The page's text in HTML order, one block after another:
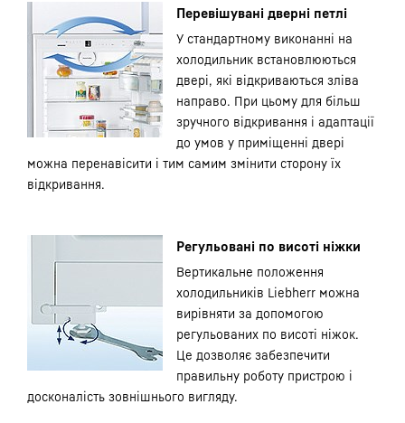
Перевішувані дверні петлі
У стандартному виконанні на
холодильник встановлюються
двері, які відкриваються зліва
направо. При цьому для більш
зручного відкривання і адаптації
до умов у приміщенні двері
можна перенавісити і тим самим змінити сторону їх
відкривання.
Регульовані по висоті ніжки
Вертикальне положення
холодильників Liebherr можна
вирівняти за допомогою
регульованих по висоті ніжок.
Це дозволяє забезпечити
правильну роботу пристрою і
досконалість зовнішнього вигляду.